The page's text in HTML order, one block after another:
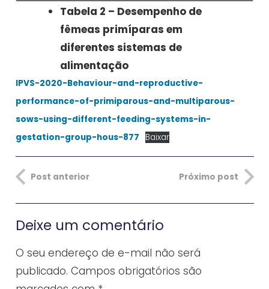
Tabela 2 – Desempenho de
fêmeas primíparas em
diferentes sistemas de
alimentação
IPVS-2020-Behaviour-and-reproductive-
performance-of-primiparous-and-multiparous-
sows-using-different-feeding-systems-in-
gestation-group-hous-877
Baixar
Post anterior Próximo post
Deixe um comentário
O seu endereço de e-mail não será
publicado. Campos obrigatórios são